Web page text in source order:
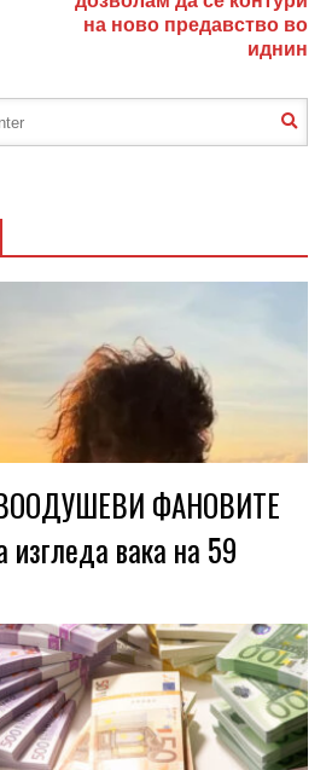
на ново предавство во
иднин
ФАНОВИТЕ
вака на 59